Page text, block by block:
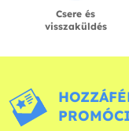
Csere és
visszaküldés